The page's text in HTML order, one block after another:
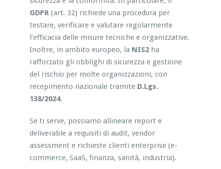
GDPR(art. 32) richiede una procedura per
testare, verificare e valutare regolarmente
l’efficacia delle misure tecniche e organizzative.
Inoltre, in ambito europeo, la NIS2ha
rafforzato gli obblighi di sicurezza e gestione
del rischio per molte organizzazioni, con
recepimento nazionale tramite D.Lgs.
138/2024.
Se ti serve, possiamo allineare report e
deliverable a requisiti di audit, vendor
assessment e richieste clienti enterprise (e-
commerce, SaaS, finanza, sanità, industria).